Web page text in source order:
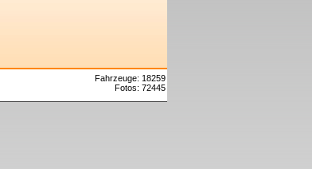
Fahrzeuge: 18259
Fotos: 72445